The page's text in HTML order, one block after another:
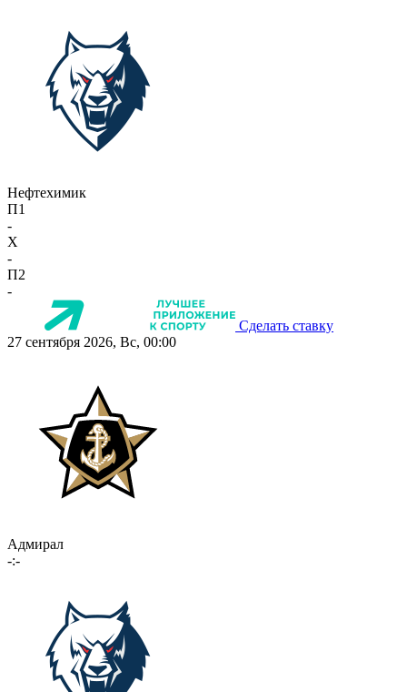
Нефтехимик
П1
-
X
-
П2
-
Сделать ставку
27 сентября 2026, Вс, 00:00
Адмирал
-:-